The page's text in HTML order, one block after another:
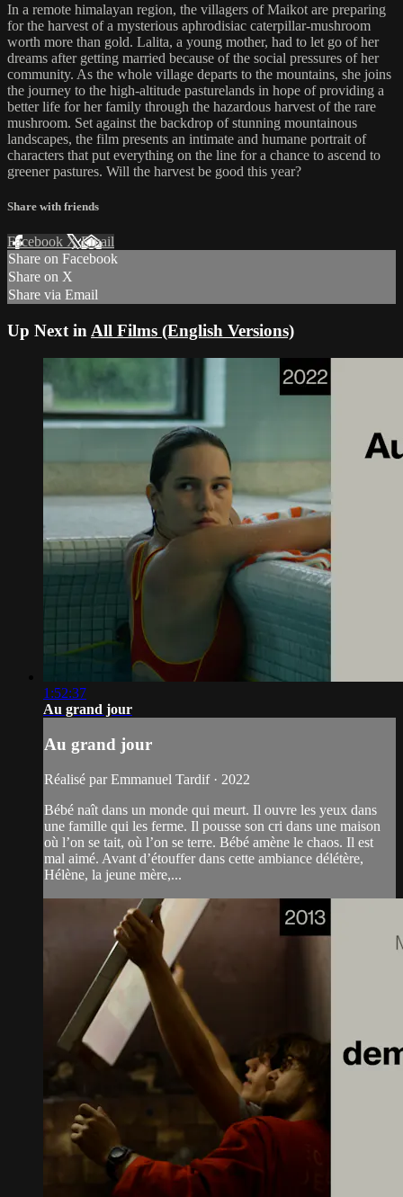
In a remote himalayan region, the villagers of Maikot are preparing
for the harvest of a mysterious aphrodisiac caterpillar-mushroom
worth more than gold. Lalita, a young mother, had to let go of her
dreams after getting married because of the social pressures of her
community. As the whole village departs to the mountains, she joins
the journey to the high-altitude pasturelands in hope of providing a
better life for her family through the hazardous harvest of the rare
mushroom. Set against the backdrop of stunning mountainous
landscapes, the film presents an intimate and humane portrait of
characters that put everything on the line for a chance to ascend to
greener pastures. Will the harvest be good this year?
Share with friends
Facebook XEmail
Share on Facebook
Share on X
Share via Email
Up Next in All Films (English Versions)
1:52:37
Au grand jour
Au grand jour
Réalisé par Emmanuel Tardif · 2022
Bébé naît dans un monde qui meurt. Il ouvre les yeux dans
une famille qui les ferme. Il pousse son cri dans une maison
où l’on se tait, où l’on se terre. Bébé amène le chaos. Il est
mal aimé. Avant d’étouffer dans cette ambiance délétère,
Hélène, la jeune mère,...